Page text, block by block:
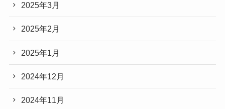
2025年3月
2025年2月
2025年1月
2024年12月
2024年11月